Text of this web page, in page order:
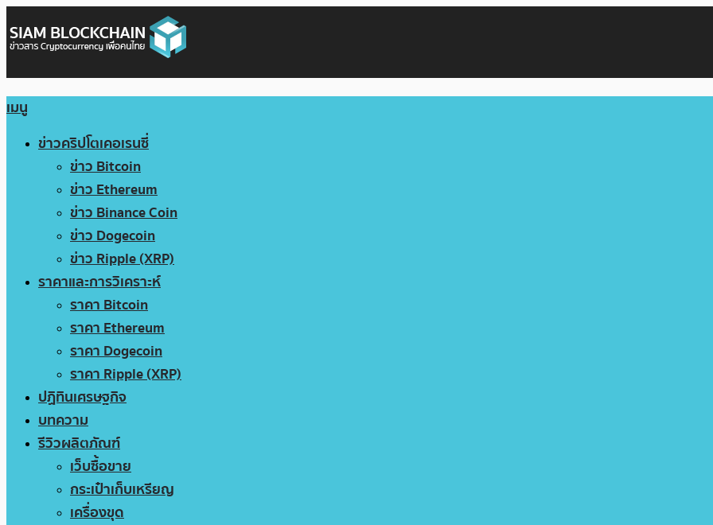
เมนู
ข่าวคริปโตเคอเรนซี่
ข่าว Bitcoin
ข่าว Ethereum
ข่าว Binance Coin
ข่าว Dogecoin
ข่าว Ripple (XRP)
ราคาและการวิเคราะห์
ราคา Bitcoin
ราคา Ethereum
ราคา Dogecoin
ราคา Ripple (XRP)
ปฏิทินเศรษฐกิจ
บทความ
รีวิวผลิตภัณฑ์
เว็บซื้อขาย
กระเป๋าเก็บเหรียญ
เครื่องขุด